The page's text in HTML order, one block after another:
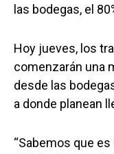
las bodegas, el
Hoy jueves, los
comenzarán una
desde las
a donde planean
“Sabemos que